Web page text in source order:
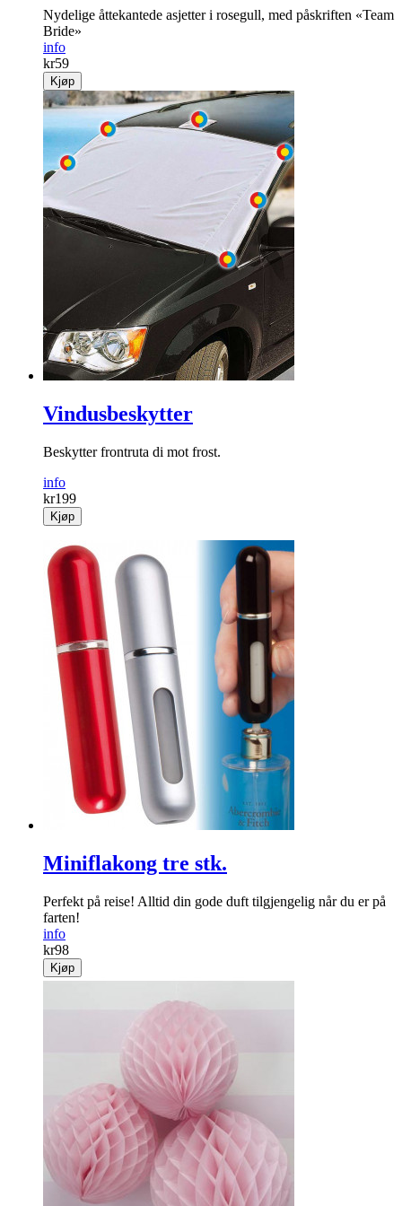
Nydelige åttekantede asjetter i rosegull, med påskriften «Team
Bride»
info
kr59
Kjøp
Vindusbeskytter
Beskytter frontruta di mot frost.
info
kr199
Kjøp
Miniflakong tre stk.
Perfekt på reise! Alltid din gode duft tilgjengelig når du er på
farten!
info
kr98
Kjøp